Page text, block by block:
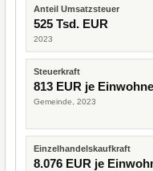
Anteil Umsatzsteuer
525 Tsd. EUR
2023
Steuerkraft
813 EUR je
Gemeinde, 2023
Einzelhandelskaufkraft
8.076 EUR je